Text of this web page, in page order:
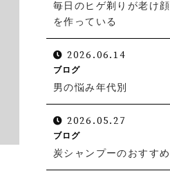
39-3009
受付時間 10:30～19:00（日曜定休）
毎日のヒゲ剃りが老け顔
を作っている
2026.06.14
ブログ
男の悩み年代別
2026.05.27
ブログ
炭シャンプーのおすすめ